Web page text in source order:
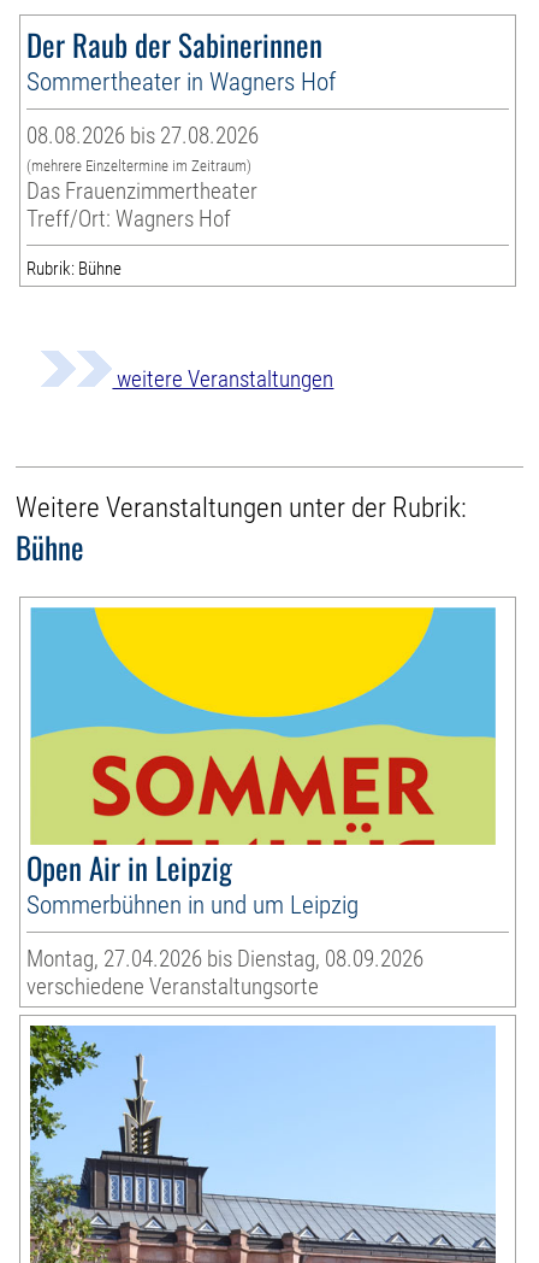
Der Raub der Sabinerinnen
Sommertheater in Wagners Hof
08.08.2026 bis 27.08.2026
(mehrere Einzeltermine im Zeitraum)
Das Frauenzimmertheater
Treff/Ort: Wagners Hof
Rubrik: Bühne
weitere Veranstaltungen
Weitere Veranstaltungen unter der Rubrik:
Bühne
Open Air in Leipzig
Sommerbühnen in und um Leipzig
Montag, 27.04.2026 bis Dienstag, 08.09.2026
verschiedene Veranstaltungsorte